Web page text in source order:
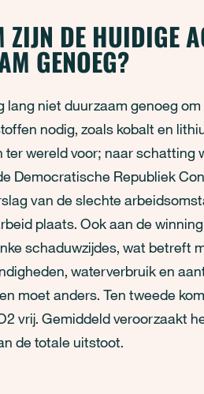
ZIJN DE HUIDIGE
GENOEG?
lang niet duurzaam genoeg
nodig, zoals kobalt en
ter wereld voor; naar schatting
Democratische Republiek
van de slechte
plaats. Ook aan de
schaduwzijdes, wat betreft
waterverbruik en
moet anders. Ten tweede
vrij. Gemiddeld veroorzaakt
de totale uitstoot.